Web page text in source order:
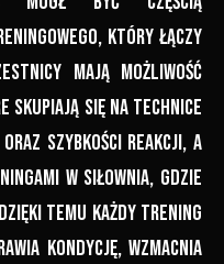
który łączy
mają możliwość
skupiają się na technice
szybkości reakcji, a
w siłownia, gdzie
temu każdy trening
kondycję, wzmacnia